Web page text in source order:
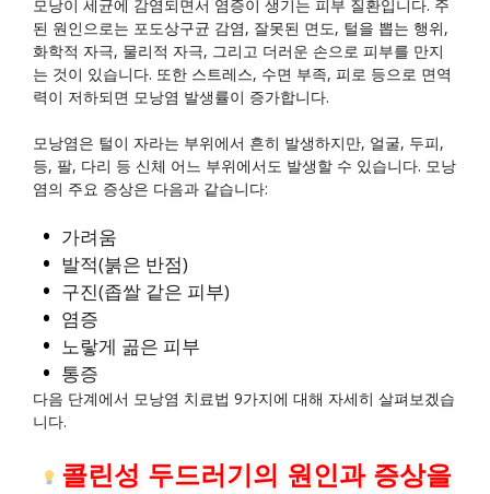
모낭이 세균에 감염되면서 염증이 생기는 피부 질환입니다. 주
된 원인으로는 포도상구균 감염, 잘못된 면도, 털을 뽑는 행위,
화학적 자극, 물리적 자극, 그리고 더러운 손으로 피부를 만지
는 것이 있습니다. 또한 스트레스, 수면 부족, 피로 등으로 면역
력이 저하되면 모낭염 발생률이 증가합니다.
모낭염은 털이 자라는 부위에서 흔히 발생하지만, 얼굴, 두피,
등, 팔, 다리 등 신체 어느 부위에서도 발생할 수 있습니다. 모낭
염의 주요 증상은 다음과 같습니다:
가려움
발적(붉은 반점)
구진(좁쌀 같은 피부)
염증
노랗게 곪은 피부
통증
다음 단계에서 모낭염 치료법 9가지에 대해 자세히 살펴보겠습
니다.
콜린성 두드러기의 원인과 증상을